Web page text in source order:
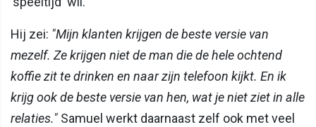
Hij zei: "Mijn klanten krijgen de beste versie van
mezelf. Ze krijgen niet de man die de hele ochtend
koffie zit te drinken en naar zijn telefoon kijkt. En ik
krijg ook de beste versie van hen, wat je niet ziet in alle
relaties." Samuel werkt daarnaast zelf ook met veel